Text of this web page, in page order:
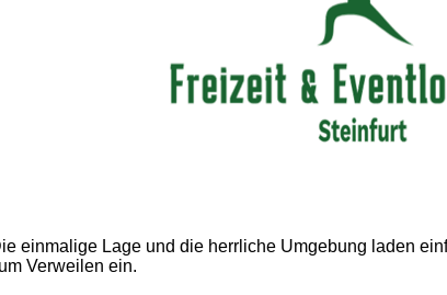
einmalige Lage und die herrliche Umgebung laden
Verweilen ein.